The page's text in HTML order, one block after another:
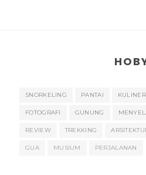
SNORKELING PANTAI KULINER
FOTOGRAFI GUNUNG
REVIEW TREKKING
GUA MUSIUM PERJALANAN